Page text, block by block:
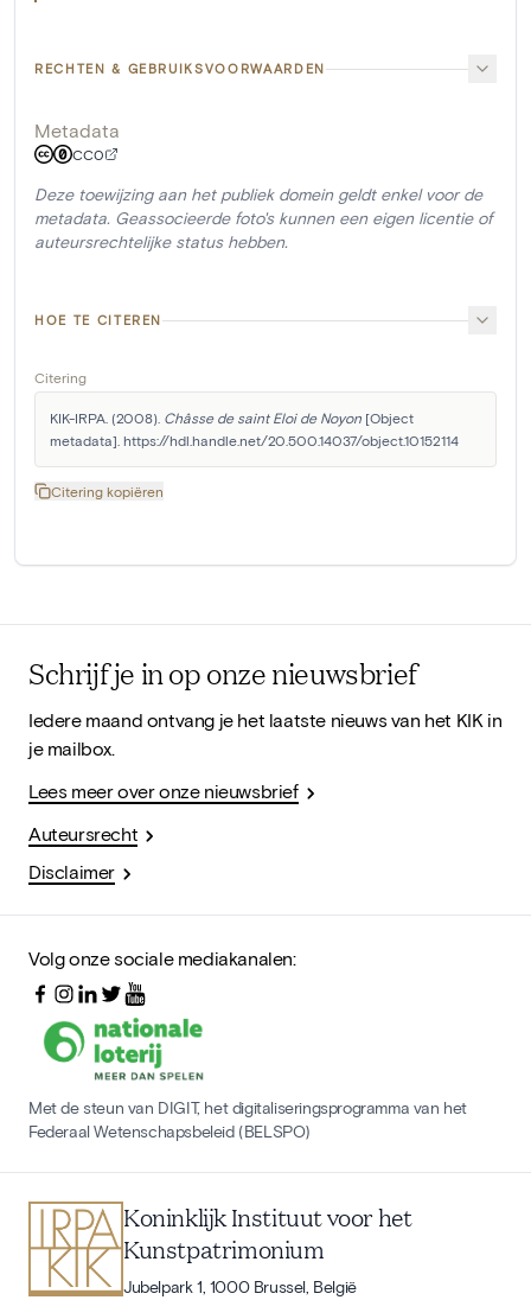
RECHTEN & GEBRUIKSVOORWAARDEN
Metadata
CC0
Deze toewijzing aan het publiek domein geldt enkel voor de
metadata. Geassocieerde foto's kunnen een eigen licentie of
auteursrechtelijke status hebben.
HOE TE CITEREN
Citering
KIK-IRPA. (2008). Châsse de saint Eloi de Noyon [Object
metadata]. https://hdl.handle.net/20.500.14037/object.10152114
Citering kopiëren
Schrijf je in op onze nieuwsbrief
Iedere maand ontvang je het laatste nieuws van het KIK in
je mailbox.
Lees meer over onze nieuwsbrief
Auteursrecht
Disclaimer
Volg onze sociale mediakanalen:
Met de steun van DIGIT, het digitaliseringsprogramma van het
Federaal Wetenschapsbeleid (BELSPO)
Koninklijk Instituut voor het
Kunstpatrimonium
Jubelpark 1, 1000 Brussel, België